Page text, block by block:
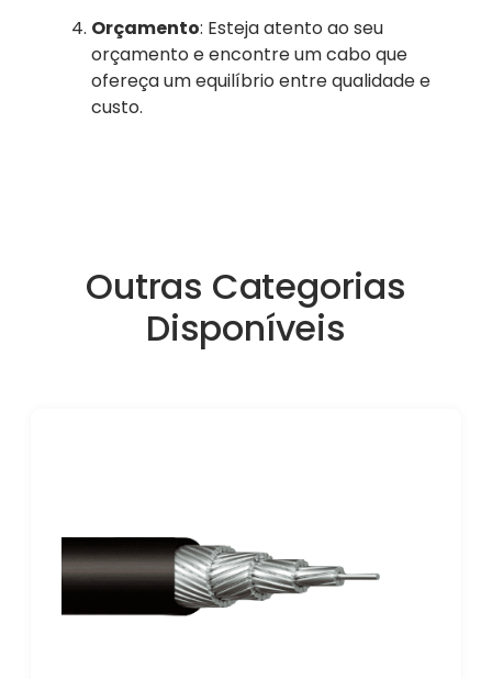
Orçamento: Esteja atento ao seu
orçamento e encontre um cabo que
ofereça um equilíbrio entre qualidade e
custo.
Outras Categorias
Disponíveis